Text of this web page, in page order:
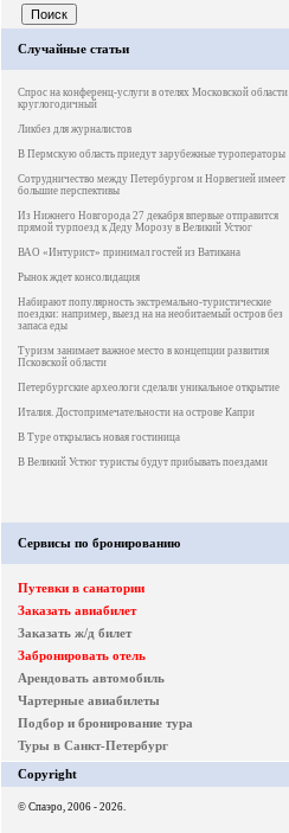
Случайные статьи
Спрос на конференц-услуги в отелях Московской области
круглогодичный
Ликбез для журналистов
В Пермскую область приедут зарубежные туроператоры
Сотрудничество между Петербургом и Норвегией имеет
большие перспективы
Из Нижнего Новгорода 27 декабря впервые отправится
прямой турпоезд к Деду Морозу в Великий Устюг
ВАО «Интурист» принимал гостей из Ватикана
Рынок ждет консолидация
Набирают популярность экстремально-туристические
поездки: например, выезд на на необитаемый остров без
запаса еды
Туризм занимает важное место в концепции развития
Псковской области
Петербургские археологи сделали уникальное открытие
Италия. Достопримечательности на острове Капри
В Туре открылась новая гостиница
В Великий Устюг туристы будут прибывать поездами
Сервисы по бронированию
Путевки в санатории
Заказать авиабилет
Заказать ж/д билет
Забронировать отель
Арендовать автомобиль
Чартерные авиабилеты
Подбор и бронирование тура
Туры в Санкт-Петербург
Copyright
© Спаэро, 2006 - 2026.